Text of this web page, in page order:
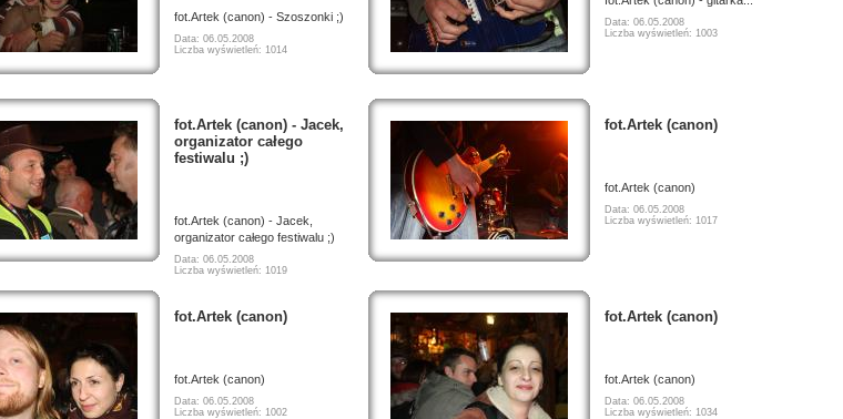
fot.Artek (canon) - Szoszonki ;)
Data: 06.05.2008
Liczba wyświetleń: 1014
Data: 06.05.2008
Liczba wyświetleń: 1003
fot.Artek (canon) - Jacek,
organizator całego
festiwalu ;)
fot.Artek (canon) - Jacek,
organizator całego festiwalu ;)
Data: 06.05.2008
Liczba wyświetleń: 1019
fot.Artek (canon)
fot.Artek (canon)
Data: 06.05.2008
Liczba wyświetleń: 1017
fot.Artek (canon)
fot.Artek (canon)
Data: 06.05.2008
Liczba wyświetleń: 1002
fot.Artek (canon)
fot.Artek (canon)
Data: 06.05.2008
Liczba wyświetleń: 1034